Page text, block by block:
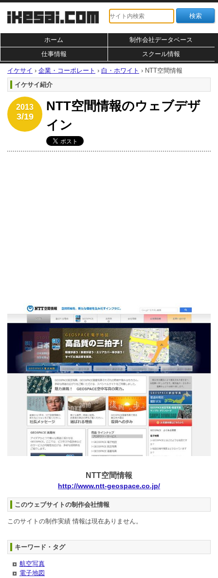
ホーム
制作会社データベース
仕事情報
スクール情報
イケサイ › 企業・コーポレート › 白・ホワイト › NTT空間情報
イケサイ紹介
2013
3/19
NTT空間情報のウェブデザ
イン
NTT空間情報
http://www.ntt-geospace.co.jp/
このウェブサイトの制作会社情報
このサイトの制作実績 情報は現在ありません。
キーワード・タグ
航空写真
電子地図